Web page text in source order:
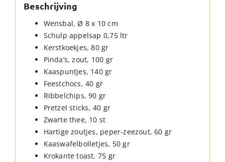
Beschrijving
Wensbal, Ø 8 x 10 cm
Schulp appelsap 0,75 ltr
Kerstkoekjes, 80 gr
Pinda’s, zout, 100 gr
Kaaspuntjes, 140 gr
Feestchocs, 40 gr
Ribbelchips, 90 gr
Pretzel sticks, 40 gr
Zwarte thee, 10 st
Hartige zoutjes, peper-zeezout, 60 gr
Kaaswafelbolletjes, 50 gr
Krokante toast, 75 gr